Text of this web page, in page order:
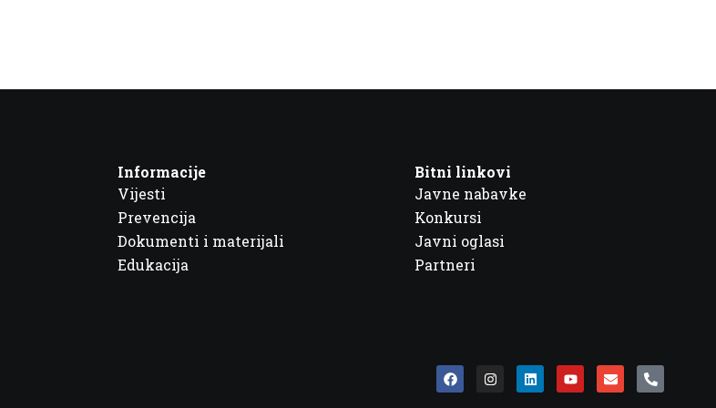
Informacije
Vijesti
Prevencija
Dokumenti i materijali
Edukacija
Bitni linkovi
Javne nabavke
Konkursi
Javni oglasi
Partneri